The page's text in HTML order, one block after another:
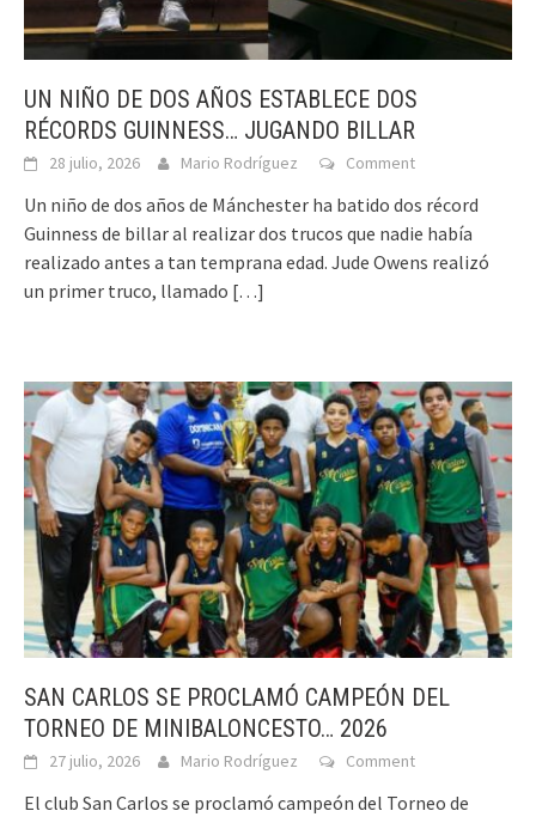
UN NIÑO DE DOS AÑOS ESTABLECE DOS
RÉCORDS GUINNESS… JUGANDO BILLAR
28 julio, 2026 Mario Rodríguez Comment
Un niño de dos años de Mánchester ha batido dos récord
Guinness de billar al realizar dos trucos que nadie había
realizado antes a tan temprana edad. Jude Owens realizó
un primer truco, llamado […]
SAN CARLOS SE PROCLAMÓ CAMPEÓN DEL
TORNEO DE MINIBALONCESTO… 2026
27 julio, 2026 Mario Rodríguez Comment
El club San Carlos se proclamó campeón del Torneo de